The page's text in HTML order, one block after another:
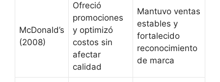
McDonald’s
(2008)
Ofreció
promociones
y optimizó
costos sin
afectar
calidad
Mantuvo ventas
estables y
fortalecido
reconocimiento
de marca